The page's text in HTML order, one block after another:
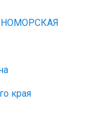
края